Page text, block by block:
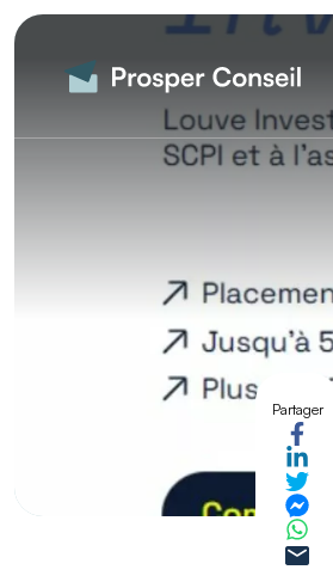
Partager